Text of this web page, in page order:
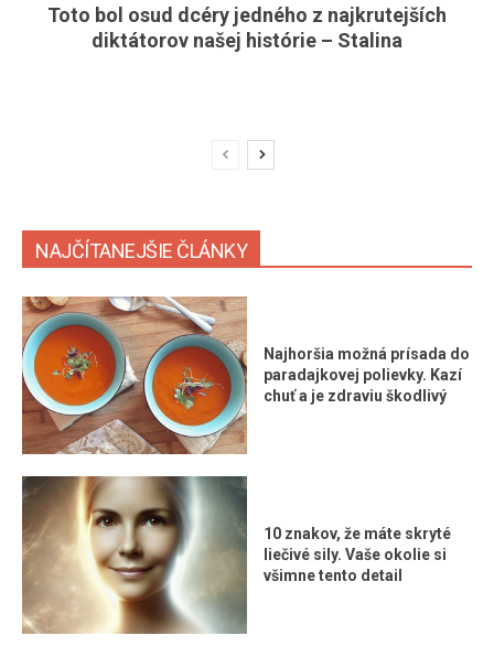
Toto bol osud dcéry jedného z najkrutejších
diktátorov našej histórie – Stalina
NAJČÍTANEJŠIE ČLÁNKY
Najhoršia možná prísada do
paradajkovej polievky. Kazí
chuť a je zdraviu škodlivý
10 znakov, že máte skryté
liečivé sily. Vaše okolie si
všimne tento detail